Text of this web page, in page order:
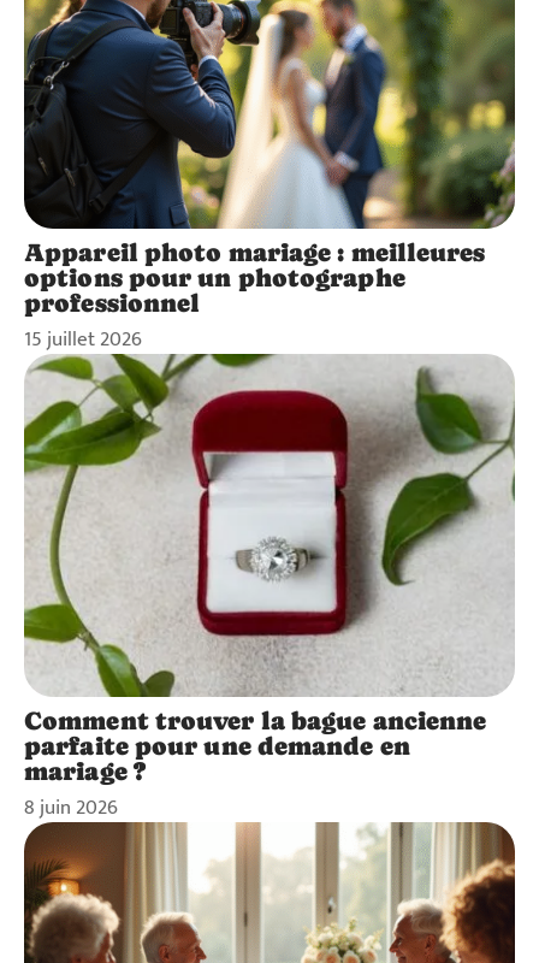
Appareil photo mariage : meilleures
options pour un photographe
professionnel
15 juillet 2026
Comment trouver la bague ancienne
parfaite pour une demande en
mariage ?
8 juin 2026